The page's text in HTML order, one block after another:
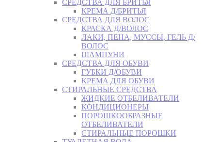
СРЕДСТВА ДЛЯ БРИТЬЯ
КРЕМА Д/БРИТЬЯ
СРЕДСТВА ДЛЯ ВОЛОС
КРАСКА Д/ВОЛОС
ЛАКИ, ПЕНА, МУССЫ, ГЕЛЬ Д/
ВОЛОС
ШАМПУНИ
СРЕДСТВА ДЛЯ ОБУВИ
ГУБКИ Д/ОБУВИ
КРЕМА ДЛЯ ОБУВИ
СТИРАЛЬНЫЕ СРЕДСТВА
ЖИДКИЕ ОТБЕЛИВАТЕЛИ
КОНДИЦИОНЕРЫ
ПОРОШКООБРАЗНЫЕ
ОТБЕЛИВАТЕЛИ
СТИРАЛЬНЫЕ ПОРОШКИ